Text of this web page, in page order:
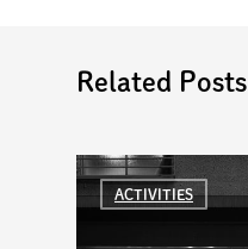
Related Posts
ACTIVITIES